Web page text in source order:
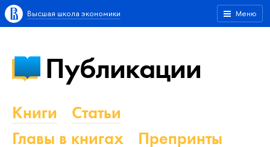
Меню
Высшая школа экономики
Публикации
Книги
Статьи
Главы в книгах
Препринты